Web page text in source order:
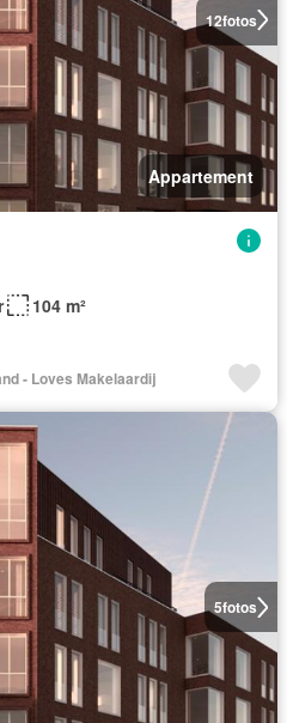
12fotos
Appartement
104 m²
- Loves Makelaardij
5fotos